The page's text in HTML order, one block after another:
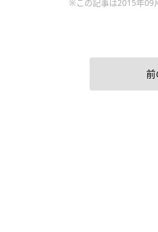
※この記事は2015年09
前